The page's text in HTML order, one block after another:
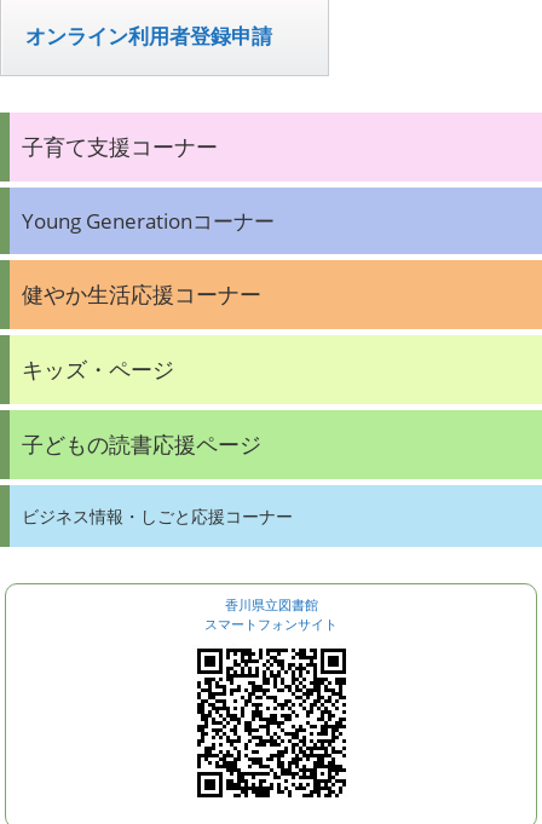
オンライン利用者登録申請
子育て支援コーナー
Young Generationコーナー
健やか生活応援コーナー
キッズ・ページ
子どもの読書応援ページ
ビジネス情報・しごと応援コーナー
香川県立図書館
スマートフォンサイト